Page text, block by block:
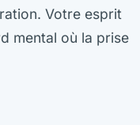
Votre esprit
mental où la prise